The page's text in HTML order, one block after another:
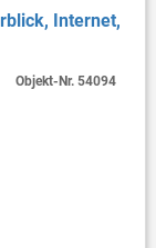
Internet,
Objekt-Nr.54094